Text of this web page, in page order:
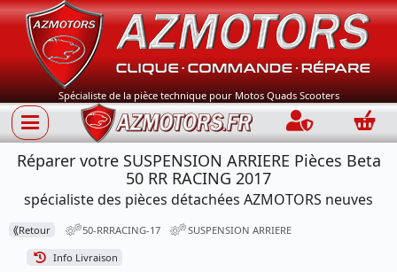
Spécialiste de la pièce technique pour Motos Quads Scooters
Connection
Réparer votre SUSPENSION ARRIERE Pièces Beta
50 RR RACING 2017
spécialiste des pièces détachées AZMOTORS neuves
⟪Retour 50-RRRACING-17 SUSPENSION ARRIERE
Info Livraison